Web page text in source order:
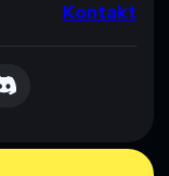
Kontakt